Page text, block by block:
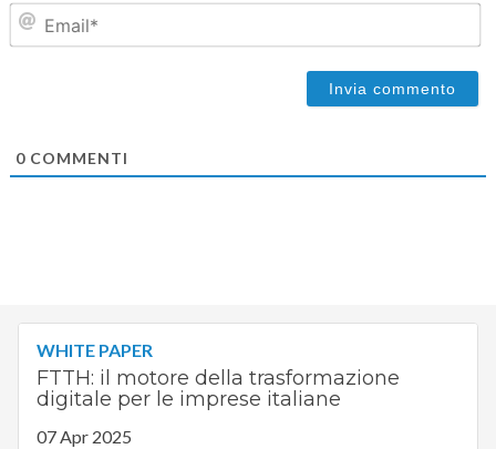
0COMMENTI
WHITE PAPER
FTTH: il motore della trasformazione
digitale per le imprese italiane
07 Apr 2025